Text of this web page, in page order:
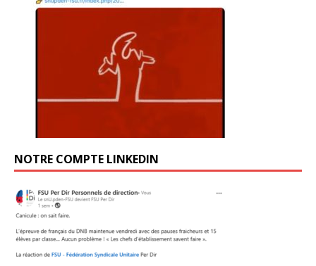
NOTRE COMPTE LINKEDIN